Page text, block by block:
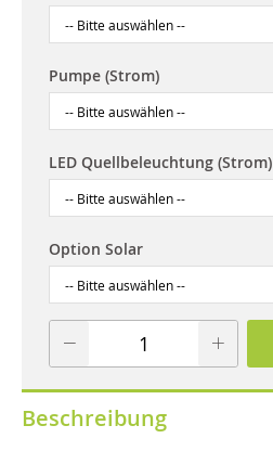
Pumpe (Strom)
LED Quellbeleuchtung (Strom)
Option Solar
Beschreibung